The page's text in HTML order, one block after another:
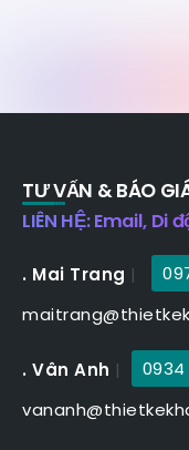
TƯ VẤN & BÁO
LIÊN HỆ: Email, Di
. Mai Trang |
. Vân Anh |
0934